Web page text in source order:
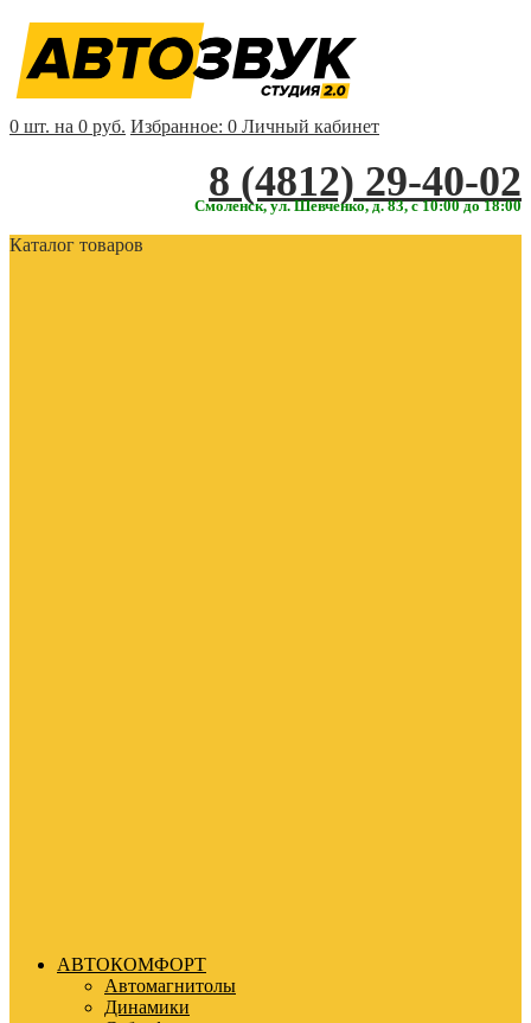
0 шт. на 0 руб. Избранное: 0 Личный кабинет
‎‎8 (4812) 29-40-02
Смоленск, ул. Шевченко, д. 83, с 10:00 до 18:00
Каталог товаров
АВТОКОМФОРТ
Автомагнитолы
Динамики